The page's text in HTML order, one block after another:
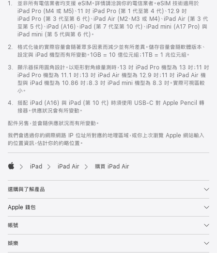
視
窗
開
啟)
註
1.
並非所有電信業者均支援 eSIM。詳情請洽詢你的電信業者。eSIM 技術適用於
iPad Pro (M4 或 M5)、11 吋 iPad Pro (第 1 代至第 4 代)、12.9 吋
iPad Pro (第 3 代至第 6 代)、iPad Air (M2、M3 或 M4)、iPad Air (第 3 代
至第 5 代)、iPad (A16)、iPad (第 7 代至第 10 代)、iPad mini (A17 Pro) 與
iPad mini (第 5 代與第 6 代)。
註
2.
格式化後的實際容量會隨著眾多因素而減少並有所差異。儲存容量會隨軟體版本、
設定與 iPad 機型而有所變動。1GB = 10 億位元組；1TB = 1 兆位元組。
註
3.
顯示器採用圓角設計。以矩形對角線量測時，13 吋 iPad Pro 機型為 13 吋；11 吋
iPad Pro 機型為 11.1 吋；13 吋 iPad Air 機型為 12.9 吋；11 吋 iPad Air 機
型與 iPad 機型為 10.86 吋；8.3 吋 iPad mini 機型為 8.3 吋。實際可視區較
小。
註
4.
搭配 iPad (A16) 與 iPad (第 10 代) 時須使用 USB-C 對 Apple Pencil 轉
接器。供應狀況會有所變動。
配件另售，並會隨供應狀況而有所變動。
我們會透過你的網際網路 IP 位址所對應的地理區域，或你上次瀏覽 Apple 網站輸入
的位置資訊，估計你的約略位置。
iPad iPad Air 購買 iPad Air
選購與了解產品
Apple 錢包
帳號
娛樂